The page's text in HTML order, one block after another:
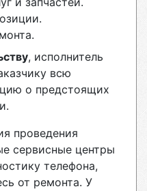
, исполнитель
всю
о предстоящих
проведения
сервисные центры
телефона,
от ремонта. У